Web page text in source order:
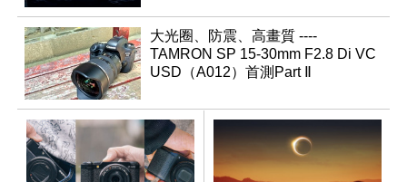
大光圈、防震、高畫質 ----
TAMRON SP 15-30mm F2.8 Di VC
USD（A012）首測Part Ⅱ